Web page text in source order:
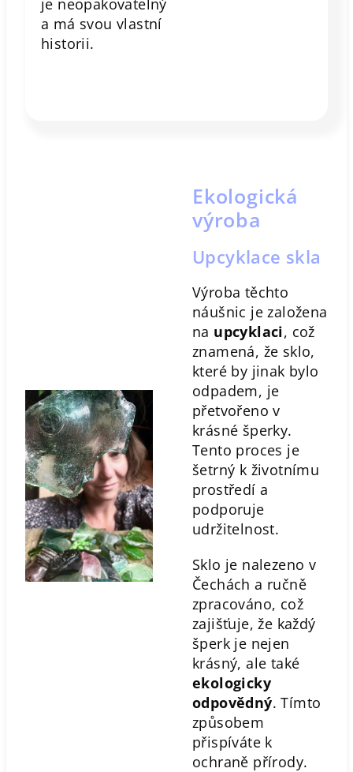
je neopakovatelný
a má svou vlastní
historii.
Ekologická
výroba
Upcyklace skla
Výroba těchto
náušnic je založena
na upcyklaci, což
znamená, že sklo,
které by jinak bylo
odpadem, je
přetvořeno v
krásné šperky.
Tento proces je
šetrný k životnímu
prostředí a
podporuje
udržitelnost.
Sklo je nalezeno v
Čechách a ručně
zpracováno, což
zajišťuje, že každý
šperk je nejen
krásný, ale také
ekologicky
odpovědný. Tímto
způsobem
přispíváte k
ochraně přírody.